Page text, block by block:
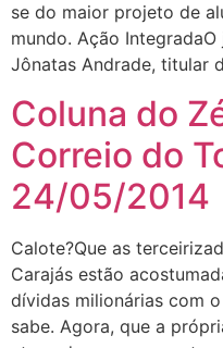
se do maior projeto de
mundo. Ação
Jônatas Andrade, titular
Coluna do
Correio do
24/05/2014
Calote?Que as
Carajás estão
dívidas milionárias com
sabe. Agora, que a